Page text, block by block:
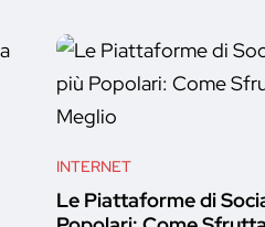
INTERNET
Le Piattaforme di